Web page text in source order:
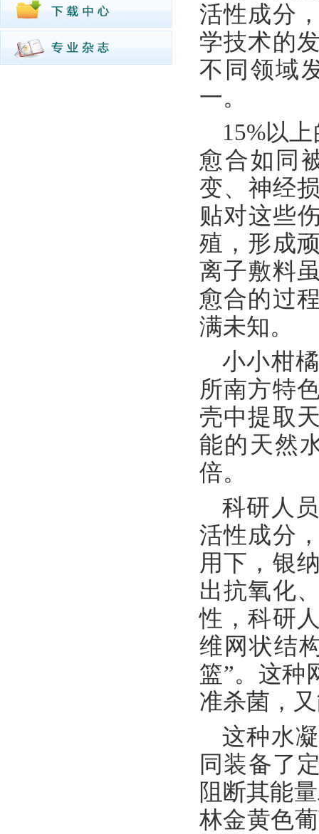
活性成分
学技术的
不同领域
一。
15%以
愈合如同
变、神经
贴对这些
殖，形成
离子敷料
愈合的过
满未知。
小小柑
所南方特
壳中提取
能的天然
倍。
科研人
活性成分
用下，银
出抗氧化
性，科研
维网状结
篮”。这种
准杀菌，
这种水
同装备了
阻断其能
林金黄色